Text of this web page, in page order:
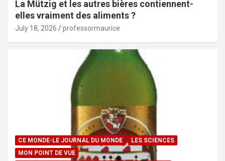
La Mützig et les autres bières contiennent-
elles vraiment des aliments ?
July 18, 2026 professormaurice
CE MONDE-LE JOURNAL DU MONDE
LES SCIENCES
MON POINT DE VUE